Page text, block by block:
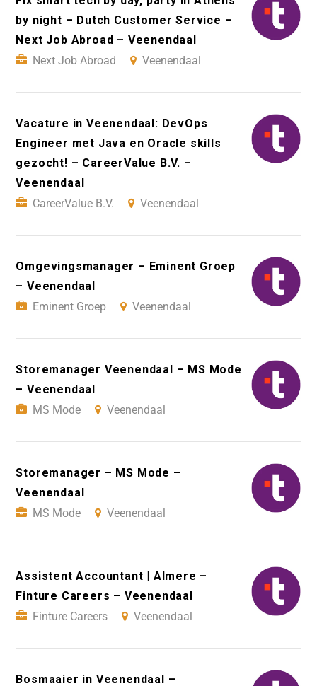
by night – Dutch Customer Service –
Next Job Abroad – Veenendaal
Next Job Abroad
Veenendaal
Vacature in Veenendaal: DevOps
Engineer met Java en Oracle skills
gezocht! – CareerValue B.V. –
Veenendaal
CareerValue B.V.
Veenendaal
Omgevingsmanager – Eminent Groep
– Veenendaal
Eminent Groep
Veenendaal
Storemanager Veenendaal – MS Mode
– Veenendaal
MS Mode
Veenendaal
Storemanager – MS Mode –
Veenendaal
MS Mode
Veenendaal
Assistent Accountant | Almere –
Finture Careers – Veenendaal
Finture Careers
Veenendaal
Bosmaaier in Veenendaal –